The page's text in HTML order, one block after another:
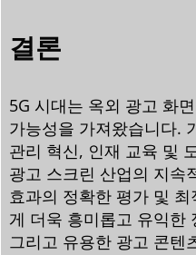
결론
5G 시대는 옥외 광고 화
가능성을 가져왔습니다.
관리 혁신, 인재 교육 및
광고 스크린 산업의 지속
효과의 정확한 평가 및
게 더욱 흥미롭고 유익한
그리고 유용한 광고 콘텐